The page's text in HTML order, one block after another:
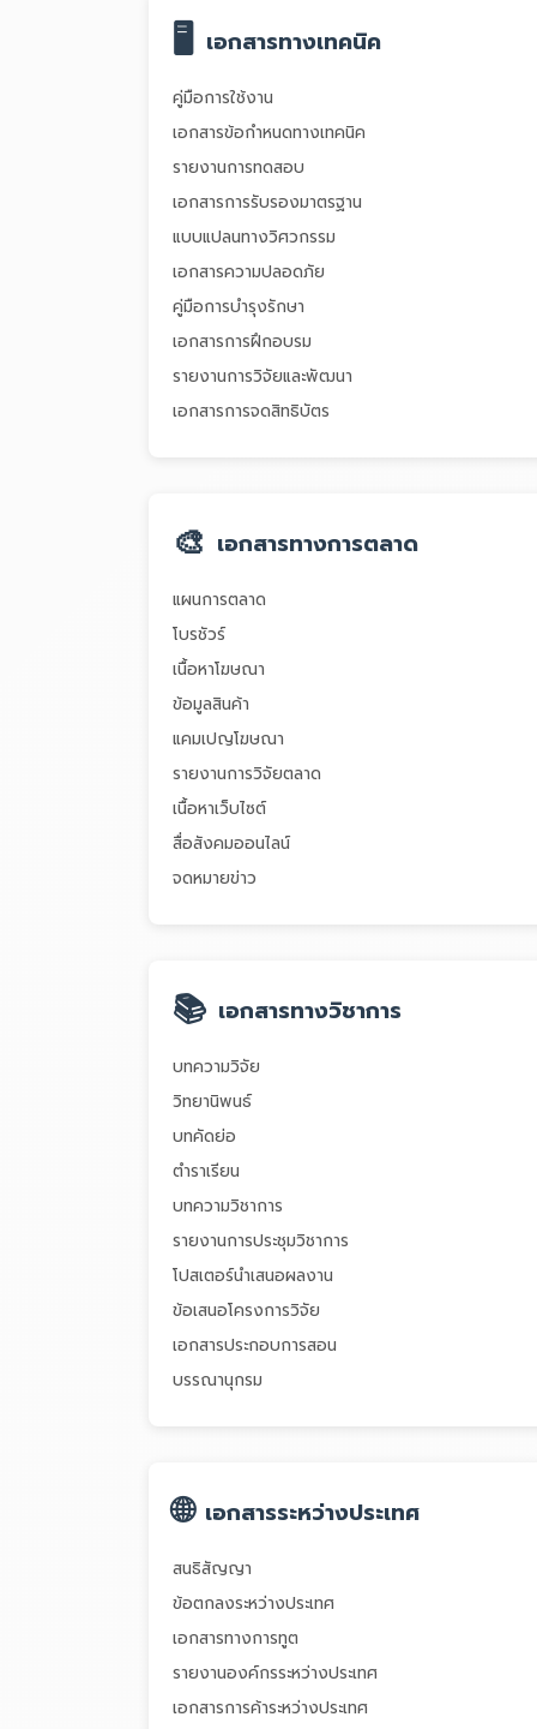
🖥️ เอกสารทางเทคนิค
คู่มือการใช้งาน
เอกสารข้อกำหนดทางเทคนิค
รายงานการทดสอบ
เอกสารการรับรองมาตรฐาน
แบบแปลนทางวิศวกรรม
เอกสารความปลอดภัย
คู่มือการบำรุงรักษา
เอกสารการฝึกอบรม
รายงานการวิจัยและพัฒนา
เอกสารการจดสิทธิบัตร
🎨 เอกสารทางการตลาด
แผนการตลาด
โบรชัวร์
เนื้อหาโฆษณา
ข้อมูลสินค้า
แคมเปญโฆษณา
รายงานการวิจัยตลาด
เนื้อหาเว็บไซต์
สื่อสังคมออนไลน์
จดหมายข่าว
📚 เอกสารทางวิชาการ
บทความวิจัย
วิทยานิพนธ์
บทคัดย่อ
ตำราเรียน
บทความวิชาการ
รายงานการประชุมวิชาการ
โปสเตอร์นำเสนอผลงาน
ข้อเสนอโครงการวิจัย
เอกสารประกอบการสอน
บรรณานุกรม
🌐 เอกสารระหว่างประเทศ
สนธิสัญญา
ข้อตกลงระหว่างประเทศ
เอกสารทางการทูต
รายงานองค์กรระหว่างประเทศ
เอกสารการค้าระหว่างประเทศ